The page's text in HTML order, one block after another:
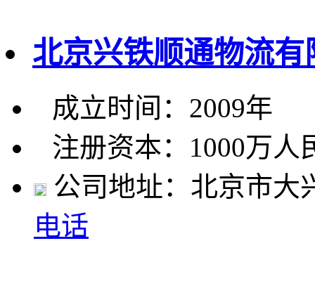
北京兴铁顺通物流有
成立时间：2009年
注册资本：1000万人
公司地址：北京市大
电话